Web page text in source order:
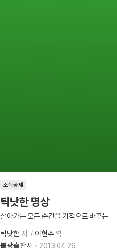
소득공제
틱낫한 명상
살아가는 모든 순간을 기적으로 바꾸는
틱낫한 저 이현주 역
불광출판사
2013.04.26.